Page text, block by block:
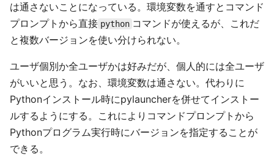
は通さないことになっている。環境変数を通すとコマンド
プロンプトから直接 python コマンドが使えるが、これだ
と複数バージョンを使い分けられない。
ユーザ個別か全ユーザかは好みだが、個人的には全ユーザ
がいいと思う。なお、環境変数は通さない。代わりに
Pythonインストール時にpylauncherを併せてインストー
ルするようにする。これによりコマンドプロンプトから
Pythonプログラム実行時にバージョンを指定することが
できる。